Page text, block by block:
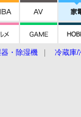
・除湿機 冷蔵庫/